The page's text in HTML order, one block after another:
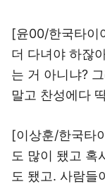
[윤00/한국타이
더 다녀야 하잖
는 거 아니냐?
말고 찬성에다
[이상훈/한국타
도 많이 됐고 혹
도 됐고. 사람들